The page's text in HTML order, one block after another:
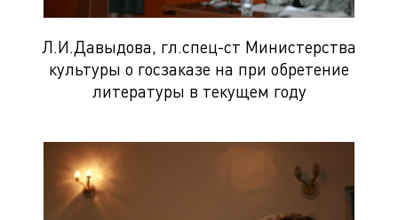
Л.И.Давыдова, гл.спец-ст Министерства
культуры о госзаказе на при обретение
литературы в текущем году